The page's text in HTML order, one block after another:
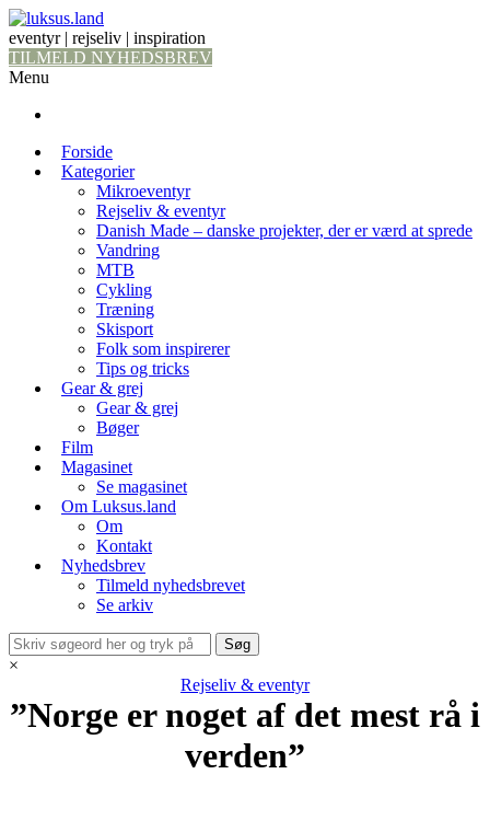
eventyr | rejseliv | inspiration
TILMELD NYHEDSBREV
Menu
Forside
Kategorier
Mikroeventyr
Rejseliv & eventyr
Danish Made – danske projekter, der er værd at sprede
Vandring
MTB
Cykling
Træning
Skisport
Folk som inspirerer
Tips og tricks
Gear & grej
Gear & grej
Bøger
Film
Magasinet
Se magasinet
Om Luksus.land
Om
Kontakt
Nyhedsbrev
Tilmeld nyhedsbrevet
Se arkiv
×
Rejseliv & eventyr
”Norge er noget af det mest rå i
verden”